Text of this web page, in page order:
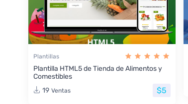
Plantillas
Plantilla HTML5 de Tienda de Alimentos y
Comestibles
19 Ventas $5